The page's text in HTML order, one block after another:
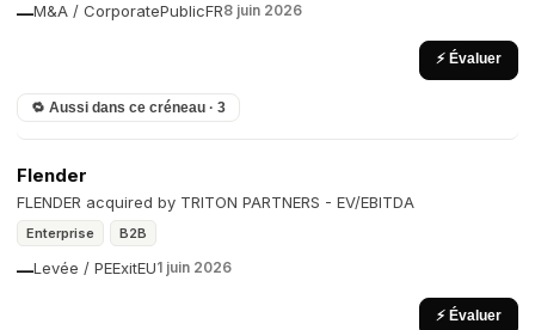
M&A / Corporate
— PublicFR8 juin 2026
⚡ Évaluer
🔁 Aussi dans ce créneau · 3
Flender
FLENDER acquired by TRITON PARTNERS - EV/EBITDA
Enterprise B2B
Levée / PE
— ExitEU1 juin 2026
⚡ Évaluer